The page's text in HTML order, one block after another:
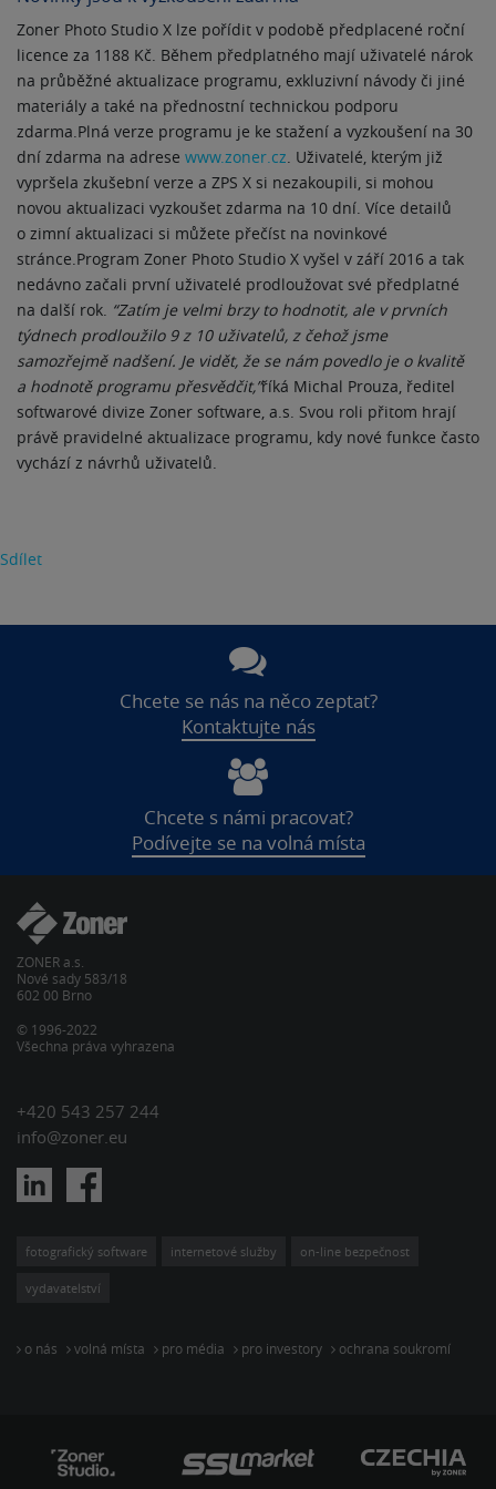
Zoner Photo Studio X lze pořídit v podobě předplacené roční
licence za 1188 Kč. Během předplatného mají uživatelé nárok
na průběžné aktualizace programu, exkluzivní návody či jiné
materiály a také na přednostní technickou podporu
zdarma.Plná verze programu je ke stažení a vyzkoušení na 30
dní zdarma na adrese www.zoner.cz. Uživatelé, kterým již
vypršela zkušební verze a ZPS X si nezakoupili, si mohou
novou aktualizaci vyzkoušet zdarma na 10 dní. Více detailů
o zimní aktualizaci si můžete přečíst na novinkové
stránce.Program Zoner Photo Studio X vyšel v září 2016 a tak
nedávno začali první uživatelé prodloužovat své předplatné
na další rok. “Zatím je velmi brzy to hodnotit, ale v prvních
týdnech prodloužilo 9 z 10 uživatelů, z čehož jsme
samozřejmě nadšení. Je vidět, že se nám povedlo je o kvalitě
a hodnotě programu přesvědčit,”říká Michal Prouza, ředitel
softwarové divize Zoner software, a.s. Svou roli přitom hrají
právě pravidelné aktualizace programu, kdy nové funkce často
vychází z návrhů uživatelů.
Sdílet
Chcete se nás na něco zeptat?
Kontaktujte nás
Chcete s námi pracovat?
Podívejte se na volná místa
ZONER a.s.
Nové sady 583/18
602 00 Brno
© 1996-2022
Všechna práva vyhrazena
+420 543 257 244
info@zoner.eu
fotografický software internetové služby on-line bezpečnost
vydavatelství
o nás volná místa pro média pro investory ochrana soukromí